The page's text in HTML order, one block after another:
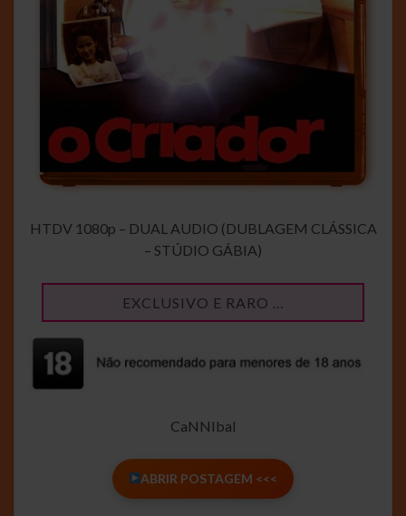
HTDV 1080p – DUAL AUDIO (DUBLAGEM CLÁSSICA
– STÚDIO GÁBIA)
EXCLUSIVO E RARO …
CaNNIbal
ABRIR POSTAGEM <<<